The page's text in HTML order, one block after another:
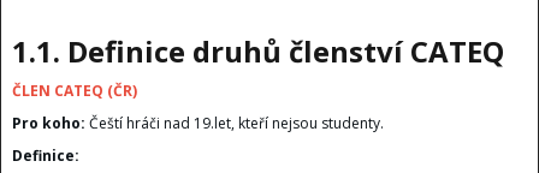
1.1. Definice druhů členství CATEQ
ČLEN CATEQ (ČR)
Pro koho: Čeští hráči nad 19.let, kteří nejsou studenty.
Definice: